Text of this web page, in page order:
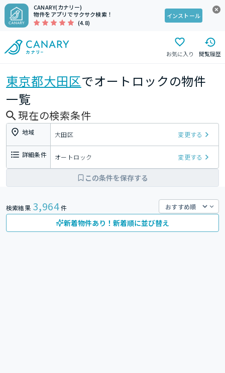
CANARY(カナリー)
物件をアプリでサクサク検索！
(4.8)
インストール
お気に入り 閲覧履歴
東京都大田区でオートロックの物件
一覧
現在の検索条件
地域 大田区 変更する
詳細条件 オートロック 変更する
この条件を保存する
検索結果 3,964件
新着物件あり！新着順に並び替え